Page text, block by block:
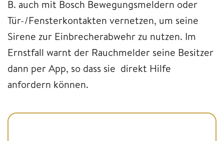
B. auch mit Bosch Bewegungsmeldern oder
Tür-/Fensterkontakten vernetzen, um seine
Sirene zur Einbrecherabwehr zu nutzen. Im
Ernstfall warnt der Rauchmelder seine Besitzer
dann per App, so dass sie direkt Hilfe
anfordern können.